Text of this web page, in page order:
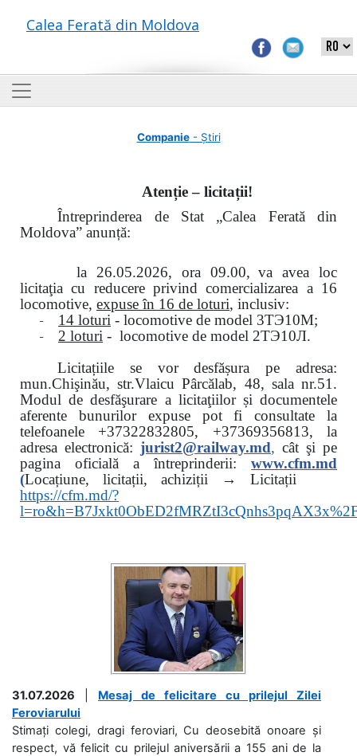
Calea Ferată din Moldova
Companie- Știri
Atenție – licitații!
Întreprinderea de Stat „Calea Ferată din
Moldova” anunță:
la 26.05.2026, ora 09.00, va avea loc
licitaţia cu reducere privind comercializarea a 16
locomotive, expuse în 16 de loturi, inclusiv:
- 14 loturi - locomotive de model 3ТЭ10М;
- 2 loturi - locomotive de model 2ТЭ10Л.
Licitațiile se vor desfășura pe adresa:
mun.Chişinău, str.Vlaicu Pârcălab, 48, sala nr.51.
Modul de desfăşurare a licitaţiilor și documentele
aferente bunurilor expuse pot fi consultate la
telefoanele +37322832805, +37369356813, la
adresa electronică: jurist2@railway.md, cât şi pe
pagina oficială a întreprinderii:
www.cfm.md
(Locațiune, licitații, achiziții → Licitații
https://cfm.md/?
31.07.2026
Mesaj de felicitare cu prilejul Zilei
Feroviarului
Stimați colegi, dragi feroviari, Cu deosebită onoare și
respect, vă felicit cu prilejul aniversării a 155 ani de la